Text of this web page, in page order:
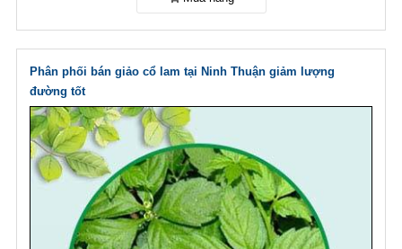
Phân phối bán giảo cổ lam tại Ninh Thuận giảm lượng
đường tốt